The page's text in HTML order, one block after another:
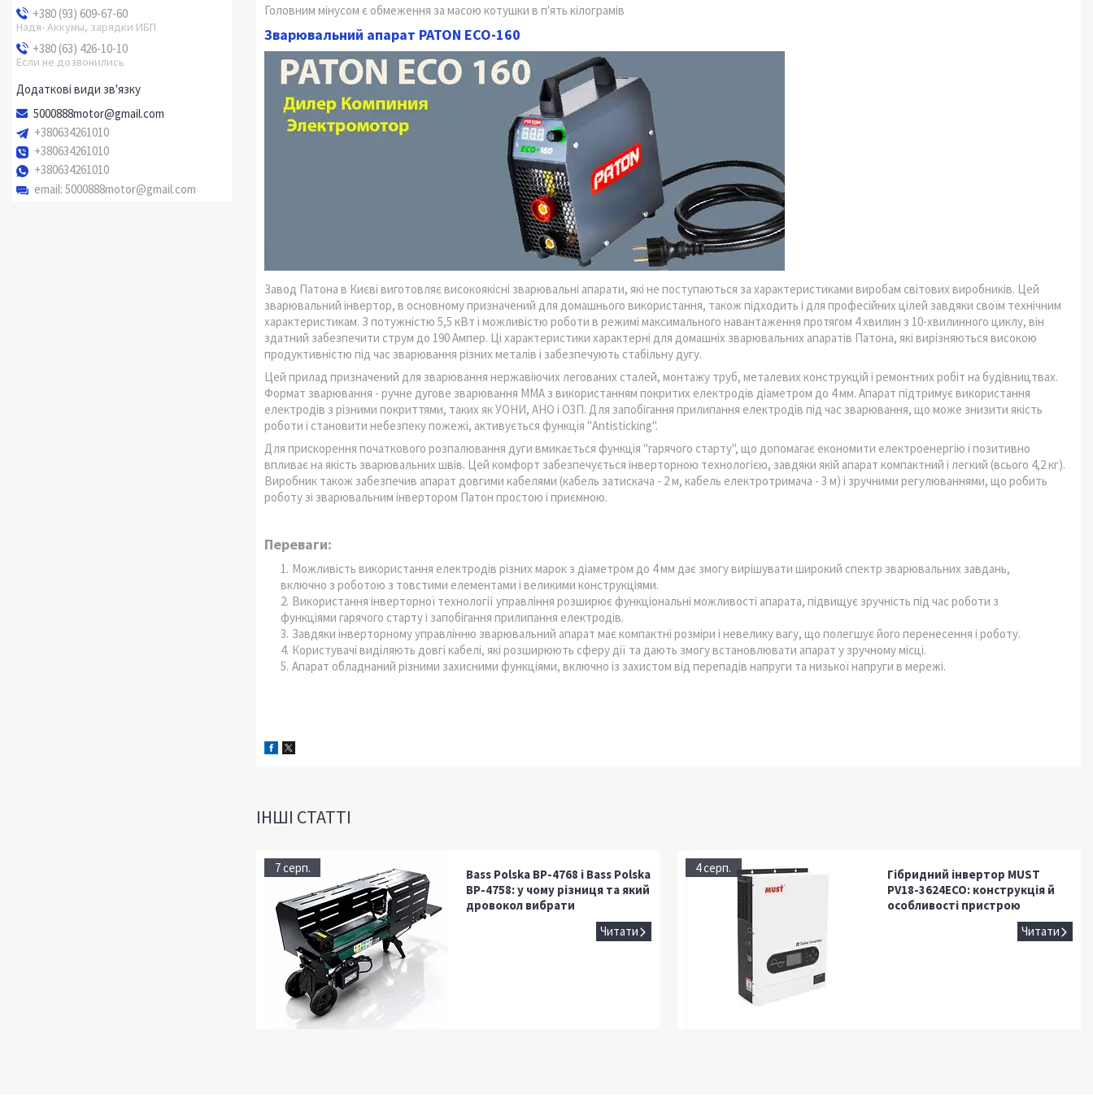
Головним мінусом є обмеження за масою котушки в п'ять кілограмів
Зварювальний апарат PATON ECO-160
Завод Патона в Києві виготовляє високоякісні зварювальні апарати, які не поступаються за характеристиками виробам світових виробників. Цей
зварювальний інвертор, в основному призначений для домашнього використання, також підходить і для професійних цілей завдяки своїм технічним
характеристикам. З потужністю 5,5 кВт і можливістю роботи в режимі максимального навантаження протягом 4 хвилин з 10-хвилинного циклу, він
здатний забезпечити струм до 190 Ампер. Ці характеристики характерні для домашніх зварювальних апаратів Патона, які вирізняються високою
продуктивністю під час зварювання різних металів і забезпечують стабільну дугу.
Цей прилад призначений для зварювання нержавіючих легованих сталей, монтажу труб, металевих конструкцій і ремонтних робіт на будівництвах.
Формат зварювання - ручне дугове зварювання ММА з використанням покритих електродів діаметром до 4 мм. Апарат підтримує використання
електродів з різними покриттями, таких як УОНИ, АНО і ОЗП. Для запобігання прилипання електродів під час зварювання, що може знизити якість
роботи і становити небезпеку пожежі, активується функція "Antisticking".
Для прискорення початкового розпалювання дуги вмикається функція "гарячого старту", що допомагає економити електроенергію і позитивно
впливає на якість зварювальних швів. Цей комфорт забезпечується інверторною технологією, завдяки якій апарат компактний і легкий (всього 4,2 кг).
Виробник також забезпечив апарат довгими кабелями (кабель затискача - 2 м, кабель електротримача - 3 м) і зручними регулюваннями, що робить
роботу зі зварювальним інвертором Патон простою і приємною.
Переваги:
Можливість використання електродів різних марок з діаметром до 4 мм дає змогу вирішувати широкий спектр зварювальних завдань,
включно з роботою з товстими елементами і великими конструкціями.
Використання інверторної технології управління розширює функціональні можливості апарата, підвищує зручність під час роботи з
функціями гарячого старту і запобігання прилипання електродів.
Завдяки інверторному управлінню зварювальний апарат має компактні розміри і невелику вагу, що полегшує його перенесення і роботу.
Користувачі виділяють довгі кабелі, які розширюють сферу дії та дають змогу встановлювати апарат у зручному місці.
Апарат обладнаний різними захисними функціями, включно із захистом від перепадів напруги та низької напруги в мережі.
ІНШІ СТАТТІ
7 серп.
Bass Polska BP-4768 і Bass Polska
BP-4758: у чому різниця та який
дровокол вибрати
4 серп.
Гібридний інвертор MUST
PV18-3624ECO: конструкція й
особливості пристрою
+380 (93) 609-67-60
Надя- Аккумы, зарядки ИБП
+380 (63) 426-10-10
Если не дозвонились
5000888motor@gmail.com
+380634261010
+380634261010
+380634261010
email 5000888motor@gmail.com